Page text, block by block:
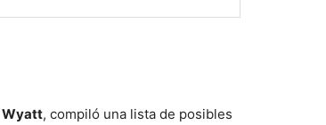
Wyatt, compiló una lista de posibles